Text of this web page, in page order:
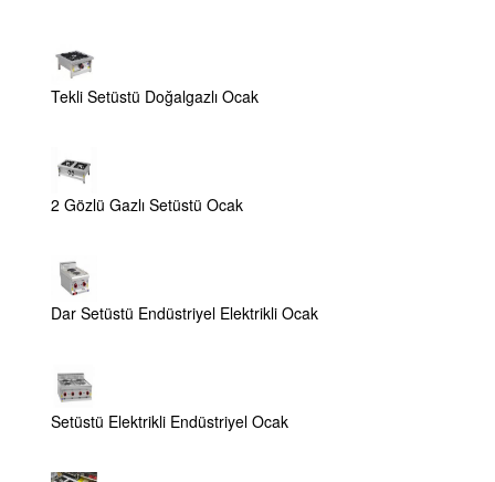
Tekli Setüstü Doğalgazlı Ocak
2 Gözlü Gazlı Setüstü Ocak
Dar Setüstü Endüstriyel Elektrikli Ocak
Setüstü Elektrikli Endüstriyel Ocak